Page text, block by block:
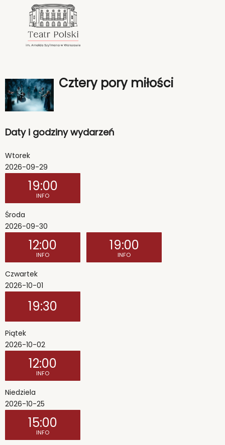
Cztery pory miłości
Daty i godziny wydarzeń
Wtorek
2026-09-29
19:00
INFO
Środa
2026-09-30
12:00
INFO
19:00
INFO
Czwartek
2026-10-01
19:30
Piątek
2026-10-02
12:00
INFO
Niedziela
2026-10-25
15:00
INFO